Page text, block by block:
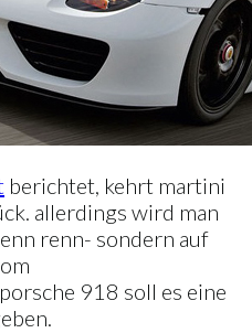
berichtet, kehrt martini
allerdings wird man
renn- sondern auf
918 soll es eine